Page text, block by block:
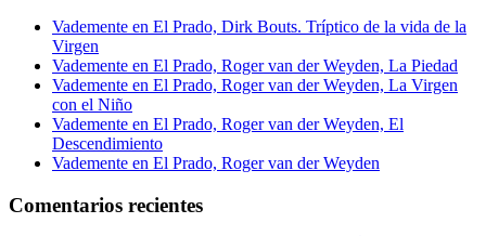
Vademente en El Prado, Dirk Bouts. Tríptico de la vida de la
Virgen
Vademente en El Prado, Roger van der Weyden, La Piedad
Vademente en El Prado, Roger van der Weyden, La Virgen
con el Niño
Vademente en El Prado, Roger van der Weyden, El
Descendimiento
Vademente en El Prado, Roger van der Weyden
Comentarios recientes